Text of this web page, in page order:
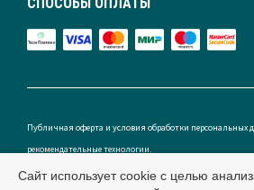
Публичная оферта и условия обработки персональных
рекомендательные технологии.
Сайт использует cookie с целью